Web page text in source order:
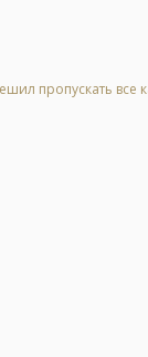
пропускать все